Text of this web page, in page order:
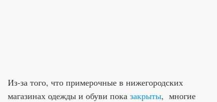
Из-за того, что примерочные в нижегородских
магазинах одежды и обуви пока закрыты, многие